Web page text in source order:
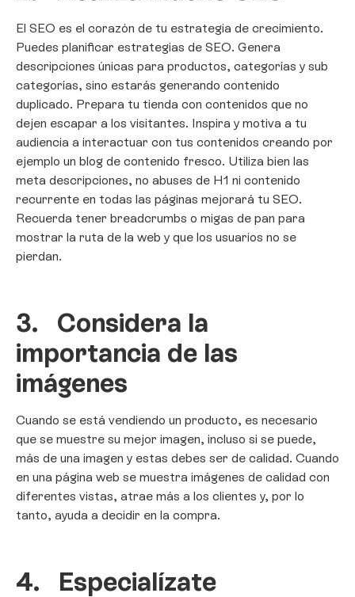
El SEO es el corazón de tu estrategia de crecimiento.
Puedes planificar estrategias de SEO. Genera
descripciones únicas para productos, categorías y sub
categorías, sino estarás generando contenido
duplicado. Prepara tu tienda con contenidos que no
dejen escapar a los visitantes. Inspira y motiva a tu
audiencia a interactuar con tus contenidos creando por
ejemplo un blog de contenido fresco. Utiliza bien las
meta descripciones, no abuses de H1 ni contenido
recurrente en todas las páginas mejorará tu SEO.
Recuerda tener breadcrumbs o migas de pan para
mostrar la ruta de la web y que los usuarios no se
pierdan.
3. Considera la
importancia de las
imágenes
Cuando se está vendiendo un producto, es necesario
que se muestre su mejor imagen, incluso si se puede,
más de una imagen y estas debes ser de calidad. Cuando
en una página web se muestra imágenes de calidad con
diferentes vistas, atrae más a los clientes y, por lo
tanto, ayuda a decidir en la compra.
4. Especialízate